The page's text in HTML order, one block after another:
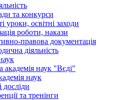
та конкурси
уроки, освітні заходи
роботи, накази
правова документація
діяльність
академія наук "Вєді"
наук
досліди
та тренінги